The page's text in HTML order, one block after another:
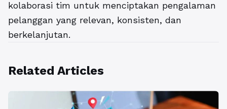
kolaborasi tim untuk menciptakan pengalaman
pelanggan yang relevan, konsisten, dan
berkelanjutan.
Related Articles